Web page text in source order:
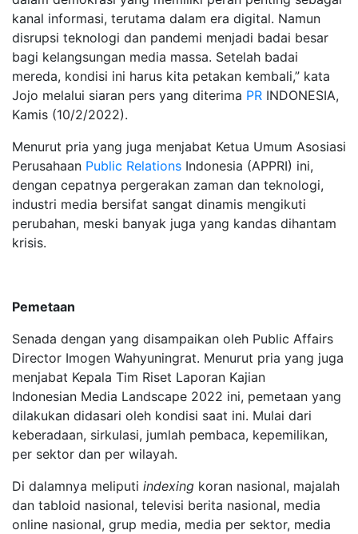
kanal informasi, terutama dalam era digital. Namun
disrupsi teknologi dan pandemi menjadi badai besar
bagi kelangsungan media massa. Setelah badai
mereda, kondisi ini harus kita petakan kembali,” kata
Jojo melalui siaran pers yang diterima PR INDONESIA,
Kamis (10/2/2022).
Menurut pria yang juga menjabat Ketua Umum Asosiasi
Perusahaan Public Relations Indonesia (APPRI) ini,
dengan cepatnya pergerakan zaman dan teknologi,
industri media bersifat sangat dinamis mengikuti
perubahan, meski banyak juga yang kandas dihantam
krisis.
Pemetaan
Senada dengan yang disampaikan oleh Public Affairs
Director Imogen Wahyuningrat. Menurut pria yang juga
menjabat Kepala Tim Riset Laporan Kajian
Indonesian Media Landscape 2022 ini, pemetaan yang
dilakukan didasari oleh kondisi saat ini. Mulai dari
keberadaan, sirkulasi, jumlah pembaca, kepemilikan,
per sektor dan per wilayah.
Di dalamnya meliputi indexing koran nasional, majalah
dan tabloid nasional, televisi berita nasional, media
online nasional, grup media, media per sektor, media